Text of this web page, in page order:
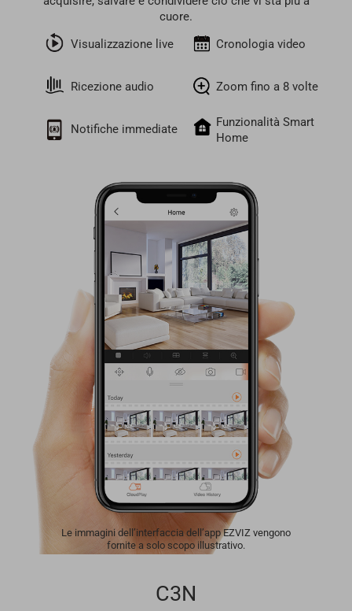
cuore.
Visualizzazione live
Ricezione audio
Notifiche immediate
Cronologia video
Zoom fino a 8 volte
Funzionalità Smart
Home
Le immagini dell’interfaccia dell’app EZVIZ vengono
fornite a solo scopo illustrativo.
C3N